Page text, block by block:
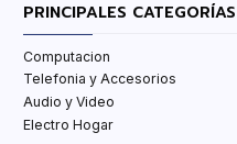
PRINCIPALES CATEGORÍAS
Computacion
Telefonia y Accesorios
Audio y Video
Electro Hogar